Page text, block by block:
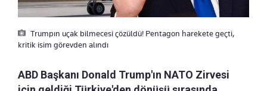
Trumpın uçak bilmecesi çözüldü! Pentagon harekete geçti,
kritik isim görevden alındı
ABD Başkanı Donald Trump'ın NATO Zirvesi